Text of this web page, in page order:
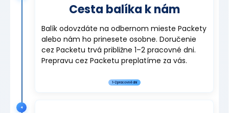
Cesta balíka k nám
Balík odovzdáte na odbernom mieste Packety
alebo nám ho prinesete osobne. Doručenie
cez Packetu trvá približne 1–2 pracovné dni.
Prepravu cez Packetu preplatíme za vás.
1–2 pracovné dni
4